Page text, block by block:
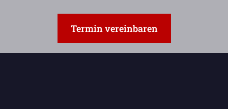
Termin vereinbaren